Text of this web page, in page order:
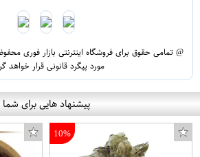
@ تمامی حقوق برای فروشگاه اینترنتی بازار فوری
مورد پیگرد قانونی قرار خواهد
پیشنهاد هایی برای شما
10%